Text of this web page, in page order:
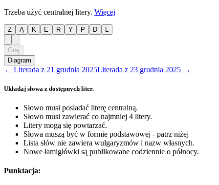
Trzeba użyć centralnej litery. Więcej
Z Ą K E R Y P D
Graj
Diagram
← Literada z 21 grudnia 2025Literada z 23 grudnia 2025 →
Układaj słowa z dostępnych liter.
Słowo musi posiadać literę centralną.
Słowo musi zawierać co najmniej 4 litery.
Litery mogą się powtarzać.
Słowa muszą być w formie podstawowej - patrz niżej
Lista słów nie zawiera wulgaryzmów i nazw własnych.
Nowe łamigłówki są publikowane codziennie o północy.
Punktacja: